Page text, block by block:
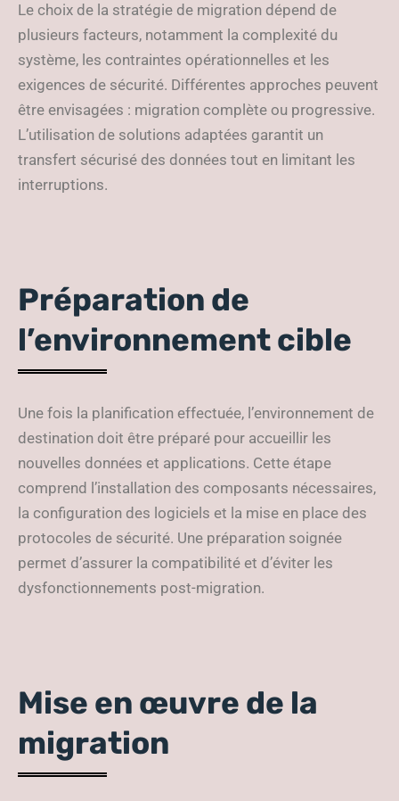
Le choix de la stratégie de migration dépend de
plusieurs facteurs, notamment la complexité du
système, les contraintes opérationnelles et les
exigences de sécurité. Différentes approches peuvent
être envisagées : migration complète ou progressive.
L’utilisation de solutions adaptées garantit un
transfert sécurisé des données tout en limitant les
interruptions.
Préparation de
l’environnement cible
Une fois la planification effectuée, l’environnement de
destination doit être préparé pour accueillir les
nouvelles données et applications. Cette étape
comprend l’installation des composants nécessaires,
la configuration des logiciels et la mise en place des
protocoles de sécurité. Une préparation soignée
permet d’assurer la compatibilité et d’éviter les
dysfonctionnements post-migration.
Mise en œuvre de la
migration